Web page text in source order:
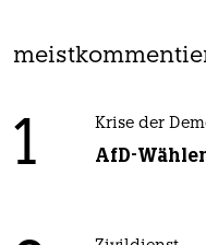
1 Krise der
AfD-